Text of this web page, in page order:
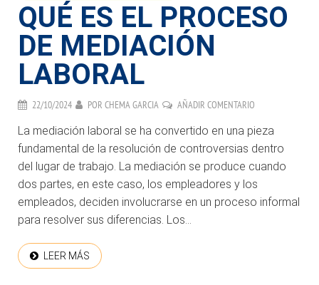
QUÉ ES EL PROCESO
DE MEDIACIÓN
LABORAL
22/10/2024 POR CHEMA GARCIA AÑADIR COMENTARIO
La mediación laboral se ha convertido en una pieza
fundamental de la resolución de controversias dentro
del lugar de trabajo. La mediación se produce cuando
dos partes, en este caso, los empleadores y los
empleados, deciden involucrarse en un proceso informal
para resolver sus diferencias. Los...
LEER MÁS